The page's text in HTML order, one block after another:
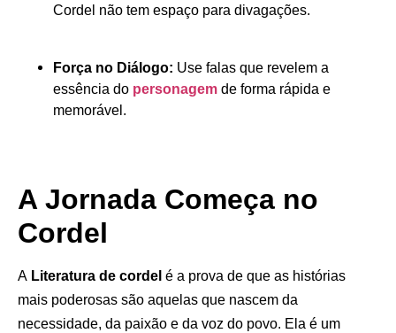
Cordel não tem espaço para divagações.
Força no Diálogo: Use falas que revelem a
essência do personagem de forma rápida e
memorável.
A Jornada Começa no
Cordel
A Literatura de cordel é a prova de que as histórias
mais poderosas são aquelas que nascem da
necessidade, da paixão e da voz do povo. Ela é um